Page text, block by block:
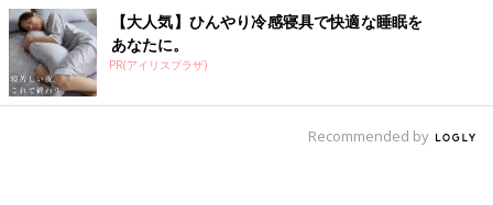
【大人気】ひんやり冷感寝具で快適な睡眠を
あなたに。
PR(アイリスプラザ)
Recommended by